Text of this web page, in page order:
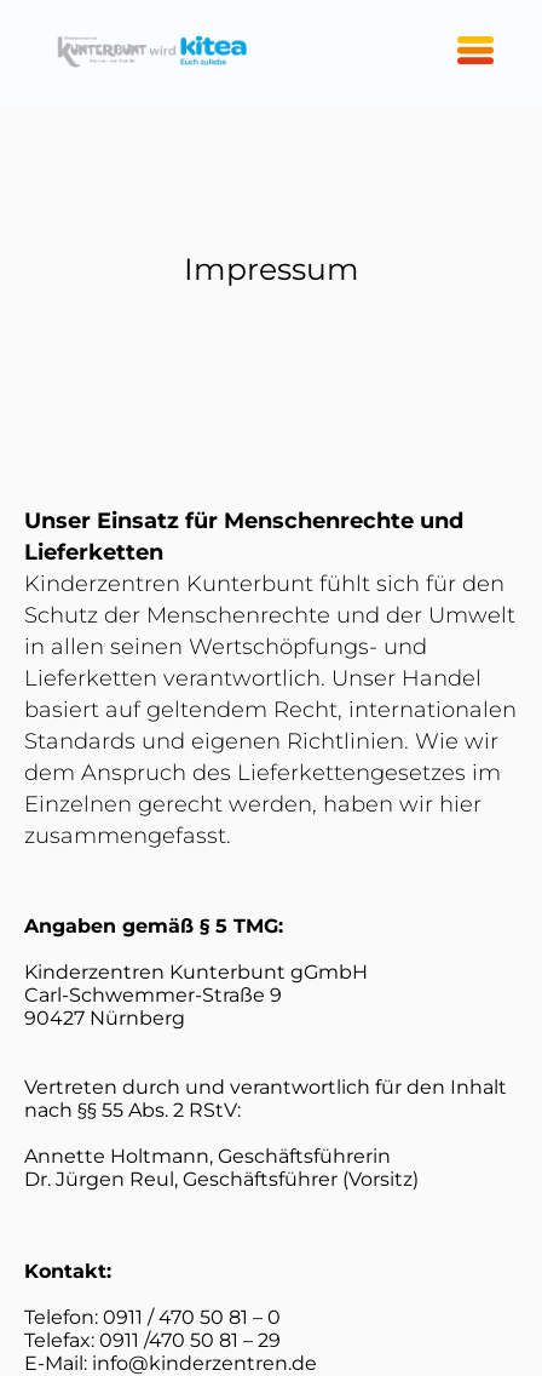
Impressum
Unser Einsatz für Menschenrechte und
Lieferketten
Kinderzentren Kunterbunt fühlt sich für den
Schutz der Menschenrechte und der Umwelt
in allen seinen Wertschöpfungs- und
Lieferketten verantwortlich. Unser Handel
basiert auf geltendem Recht, internationalen
Standards und eigenen Richtlinien. Wie wir
dem Anspruch des Lieferkettengesetzes im
Einzelnen gerecht werden, haben wir hier
zusammengefasst.
Angaben gemäß § 5 TMG:
Kinderzentren Kunterbunt gGmbH
Carl-Schwemmer-Straße 9
90427 Nürnberg
Vertreten durch und verantwortlich für den Inhalt
nach §§ 55 Abs. 2 RStV:
Annette Holtmann, Geschäftsführerin
Dr. Jürgen Reul, Geschäftsführer (Vorsitz)
Kontakt:
Telefon: 0911 / 470 50 81 – 0
Telefax: 0911 /470 50 81 – 29
E-Mail: info@kinderzentren.de